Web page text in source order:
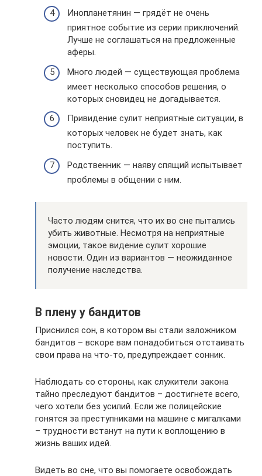
Инопланетянин — грядёт не очень
приятное событие из серии приключений.
Лучше не соглашаться на предложенные
аферы.
Много людей — существующая проблема
имеет несколько способов решения, о
которых сновидец не догадывается.
Привидение сулит неприятные ситуации, в
которых человек не будет знать, как
поступить.
Родственник — наяву спящий испытывает
проблемы в общении с ним.
Часто людям снится, что их во сне пытались
убить животные. Несмотря на неприятные
эмоции, такое видение сулит хорошие
новости. Один из вариантов — неожиданное
получение наследства.
В плену у бандитов
Приснился сон, в котором вы стали заложником
бандитов – вскоре вам понадобиться отстаивать
свои права на что-то, предупреждает сонник.
Наблюдать со стороны, как служители закона
тайно преследуют бандитов – достигнете всего,
чего хотели без усилий. Если же полицейские
гонятся за преступниками на машине с мигалками
– трудности встанут на пути к воплощению в
жизнь ваших идей.
Видеть во сне, что вы помогаете освобождать